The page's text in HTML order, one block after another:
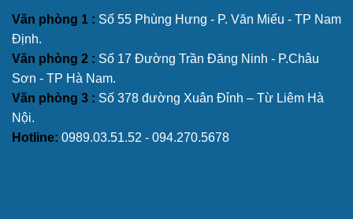
Văn phòng 1 : Số 55 Phùng Hưng - P. Văn Miếu - TP Nam
Định.
Văn phòng 2 : Số 17 Đường Trần Đăng Ninh - P.Châu
Sơn - TP Hà Nam.
Văn phòng 3 : Số 378 đường Xuân Đỉnh – Từ Liêm Hà
Nội.
Hotline: 0989.03.51.52 - 094.270.5678